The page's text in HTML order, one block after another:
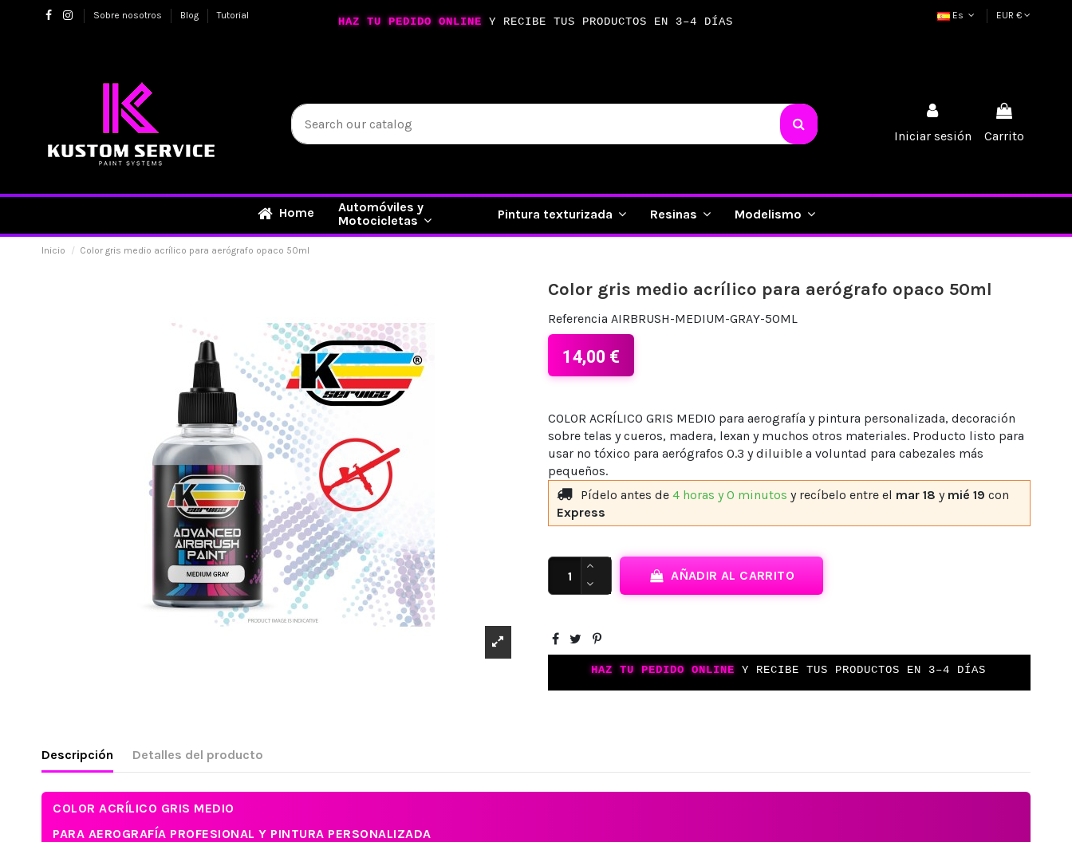
Sobre nosotros Blog Tutorial HAZ TU PEDIDO ONLINE Y RECIBE TUS PRODUCTOS EN 3–4 DÍAS Es EUR €
Iniciar sesión Carrito
Home
Automóviles y
Motocicletas
Pintura texturizada Resinas Modelismo
Inicio Color gris medio acrílico para aerógrafo opaco 50ml
Color gris medio acrílico para aerógrafo opaco 50ml
Referencia AIRBRUSH-MEDIUM-GRAY-50ML
14,00 €
COLOR ACRÍLICO GRIS MEDIO para aerografía y pintura personalizada, decoración
sobre telas y cueros, madera, lexan y muchos otros materiales. Producto listo para
usar no tóxico para aerógrafos 0.3 y diluible a voluntad para cabezales más
pequeños.
Pídelo antes de 4 horas y 0 minutos y recíbelo entre el mar 18 y mié 19 con
Express
AÑADIR AL CARRITO
HAZ TU PEDIDO ONLINE Y RECIBE TUS PRODUCTOS EN 3–4 DÍAS
Descripción Detalles del producto
COLOR ACRÍLICO GRIS MEDIO
PARA AEROGRAFÍA PROFESIONAL Y PINTURA PERSONALIZADA